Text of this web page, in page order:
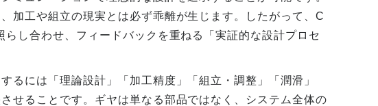
加工や組立の現実とは必ず乖離が生じます。したがって、C
し合わせ、フィードバックを重ねる「実証的な設計プロセ
るには「理論設計」「加工精度」「組立・調整」「潤滑」
せることです。ギヤは単なる部品ではなく、システム全体の